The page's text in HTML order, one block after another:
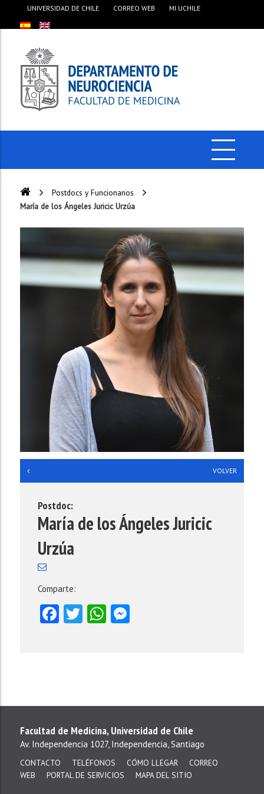
UNIVERSIDAD DE CHILE CORREO WEB MI UCHILE
Postdocs y Funcionarios
María de los Ángeles Juricic Urzúa
VOLVER
Postdoc:
María de los Ángeles Juricic
Urzúa
Comparte:
Facebook
TwitterWhatsApp
Messenger
Facultad de Medicina, Universidad de Chile
Av. Independencia 1027, Independencia, Santiago
CONTACTO TELÉFONOS CÓMO LLEGAR
CORREO
WEB
PORTAL DE SERVICIOS MAPA DEL SITIO